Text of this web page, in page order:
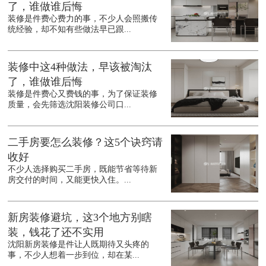
了，谁做谁后悔
装修是件费心费力的事，不少人会照搬传
统经验，却不知有些做法早已跟...
装修中这4种做法，早该被淘汰
了，谁做谁后悔
装修是件费心又费钱的事，为了保证装修
质量，会先筛选沈阳装修公司口...
二手房要怎么装修？这5个诀窍请
收好
不少人选择购买二手房，既能节省等待新
房交付的时间，又能更快入住。...
新房装修避坑，这3个地方别瞎
装，钱花了还不实用
沈阳新房装修是件让人既期待又头疼的
事，不少人想着一步到位，却在某...